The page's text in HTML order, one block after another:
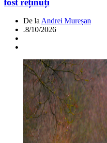
De laAndrei Mureșan
.8/10/2026